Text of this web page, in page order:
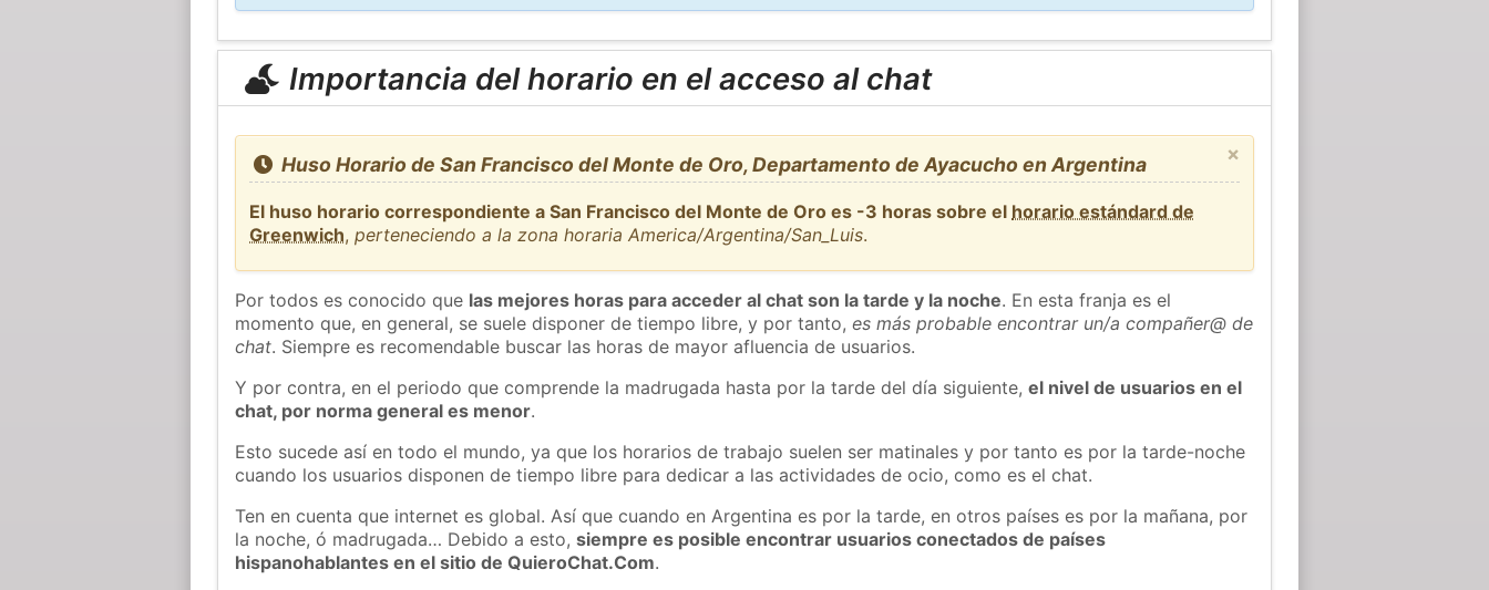
Importancia del horario en el acceso al chat
×
Huso Horario de San Francisco del Monte de Oro, Departamento de Ayacucho en Argentina
El huso horario correspondiente a San Francisco del Monte de Oro es -3 horas sobre el horario estándard de
Greenwich,perteneciendo a la zona horaria America/Argentina/San_Luis.
Por todos es conocido que las mejores horas para acceder al chat son la tarde y la noche. En esta franja es el
momento que, en general, se suele disponer de tiempo libre, y por tanto,es más probable encontrar un/a compañer@ de
chat. Siempre es recomendable buscar las horas de mayor afluencia de usuarios.
Y por contra, en el periodo que comprende la madrugada hasta por la tarde del día siguiente,el nivel de usuarios en el
chat, por norma general es menor.
Esto sucede así en todo el mundo, ya que los horarios de trabajo suelen ser matinales y por tanto es por la tarde-noche
cuando los usuarios disponen de tiempo libre para dedicar a las actividades de ocio, como es el chat.
Ten en cuenta que internet es global. Así que cuando en Argentina es por la tarde, en otros países es por la mañana, por
la noche, ó madrugada… Debido a esto,siempre es posible encontrar usuarios conectados de países
hispanohablantes en el sitio de QuieroChat.Com.